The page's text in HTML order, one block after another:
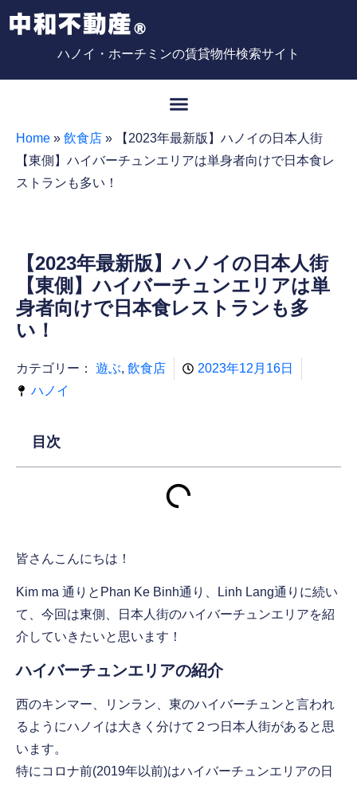
ハノイ・ホーチミンの賃貸物件検索サイト
Home » 飲食店 » 【2023年最新版】ハノイの日本人街
【東側】ハイバーチュンエリアは単身者向けで日本食レ
ストランも多い！
【2023年最新版】ハノイの日本人街
【東側】ハイバーチュンエリアは単
身者向けで日本食レストランも多
い！
カテゴリー： 遊ぶ, 飲食店
2023年12月16日
ハノイ
目次
皆さんこんにちは！
Kim ma 通りとPhan Ke Binh通り、Linh Lang通りに続い
て、今回は東側、日本人街のハイバーチュンエリアを紹
介していきたいと思います！
ハイバーチュンエリアの紹介
西のキンマー、リンラン、東のハイバーチュンと言われ
るようにハノイは大きく分けて２つ日本人街があると思
います。
特にコロナ前(2019年以前)はハイバーチュンエリアの日